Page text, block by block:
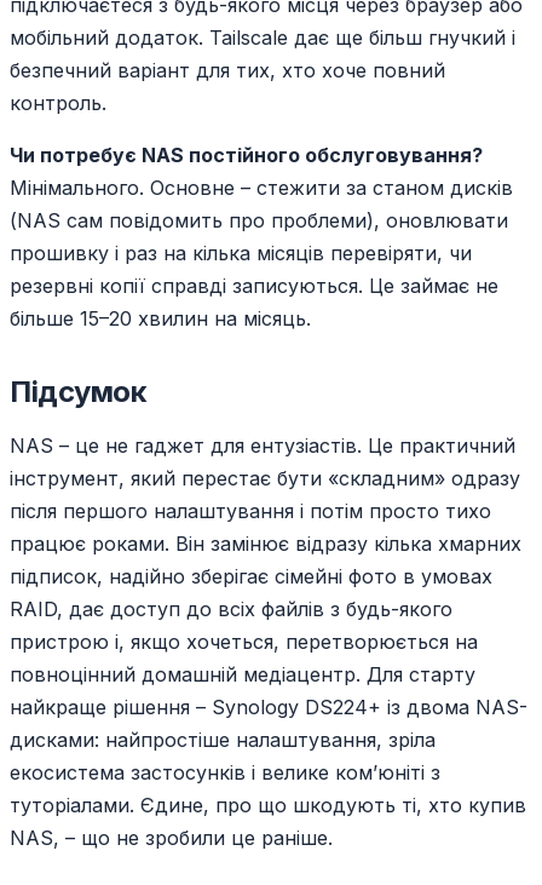
підключаєтеся з будь-якого місця через браузер або
мобільний додаток. Tailscale дає ще більш гнучкий і
безпечний варіант для тих, хто хоче повний
контроль.
Чи потребує NAS постійного обслуговування?
Мінімального. Основне – стежити за станом дисків
(NAS сам повідомить про проблеми), оновлювати
прошивку і раз на кілька місяців перевіряти, чи
резервні копії справді записуються. Це займає не
більше 15–20 хвилин на місяць.
Підсумок
NAS – це не гаджет для ентузіастів. Це практичний
інструмент, який перестає бути «складним» одразу
після першого налаштування і потім просто тихо
працює роками. Він замінює відразу кілька хмарних
підписок, надійно зберігає сімейні фото в умовах
RAID, дає доступ до всіх файлів з будь-якого
пристрою і, якщо хочеться, перетворюється на
повноцінний домашній медіацентр. Для старту
найкраще рішення – Synology DS224+ із двома NAS-
дисками: найпростіше налаштування, зріла
екосистема застосунків і велике ком’юніті з
туторіалами. Єдине, про що шкодують ті, хто купив
NAS, – що не зробили це раніше.